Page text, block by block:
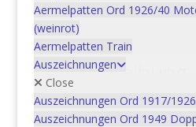
Aermelpatten Ord 1926/40
(weinrot)
Aermelpatten Train
Auszeichnungen
Close
Auszeichnungen Ord 1917/
Auszeichnungen Ord 1949
Beschreibung
Beschreibung
Bestellnummer:
Objekt: Schulabz. Art Kader